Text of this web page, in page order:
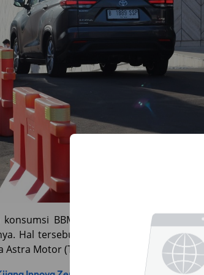
BBM Innova Zenix bisa sangat
Hal tersebut diungkapkan langsung
Motor (TAM).